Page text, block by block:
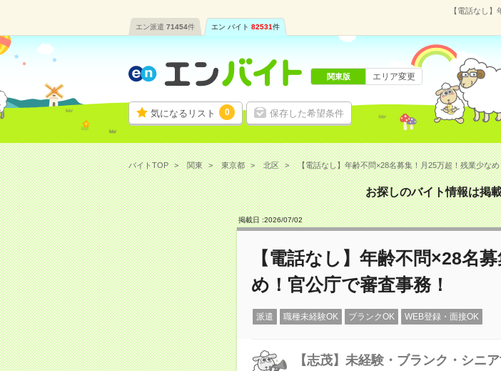
【電話なし
エン派遣 71454件 エン バイト 82531件
気になるリスト 0 保存した希望条件
関東版 エリア変更
バイトTOP 関東 東京都 北区 【電話なし】年齢不問×28名募集！月25万超！残業少な
お探しのバイト情報は掲
掲載日 :2026/07/02
【電話なし】年齢不問×28名
め！官公庁で審査事務！
派遣 職種未経験OK ブランクOK WEB登録・面接OK
【志茂】未経験・ブランク・シニ